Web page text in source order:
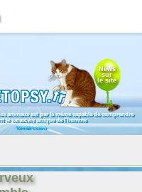
News
sur
le site
animaux est par là même capable de comprendre
le caractère unique de l'homme
Konrad Lorenz